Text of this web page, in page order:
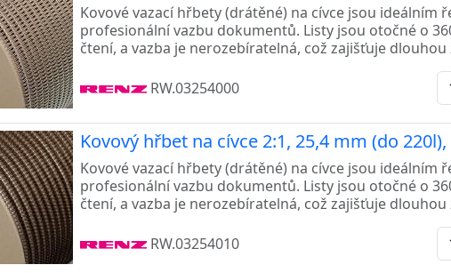
Kovové vazací hřbety (drátěné) na cívce jsou ideálním
profesionální vazbu dokumentů. Listy jsou otočné o
čtení, a vazba je nerozebíratelná, což zajišťuje
RW.03254000
Kovový hřbet na cívce 2:1, 25,4 mm (do
Kovové vazací hřbety (drátěné) na cívce jsou ideálním
profesionální vazbu dokumentů. Listy jsou otočné o
čtení, a vazba je nerozebíratelná, což zajišťuje
RW.03254010